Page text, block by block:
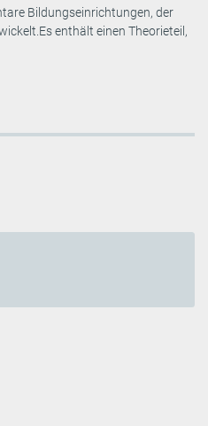
Bildungseinrichtungen, der
enthält einen Theorieteil,